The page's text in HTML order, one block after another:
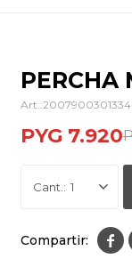
PERCHA
PYG 7.920
1
